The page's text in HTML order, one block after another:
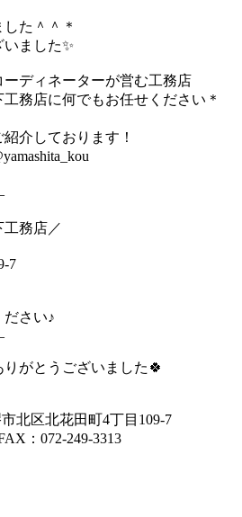
た＾＾＊
ました✨
ディネーターが営む工務店
務店に何でもお任せください＊⠀
介しております！⠀
務店／⠀
7⠀
さい♪⠀
がとうございました🍀
区北花田町4丁目109-7
：072-249-3313